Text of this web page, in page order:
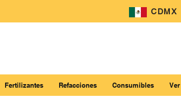
CDMX
Fertilizantes Refacciones Consumibles